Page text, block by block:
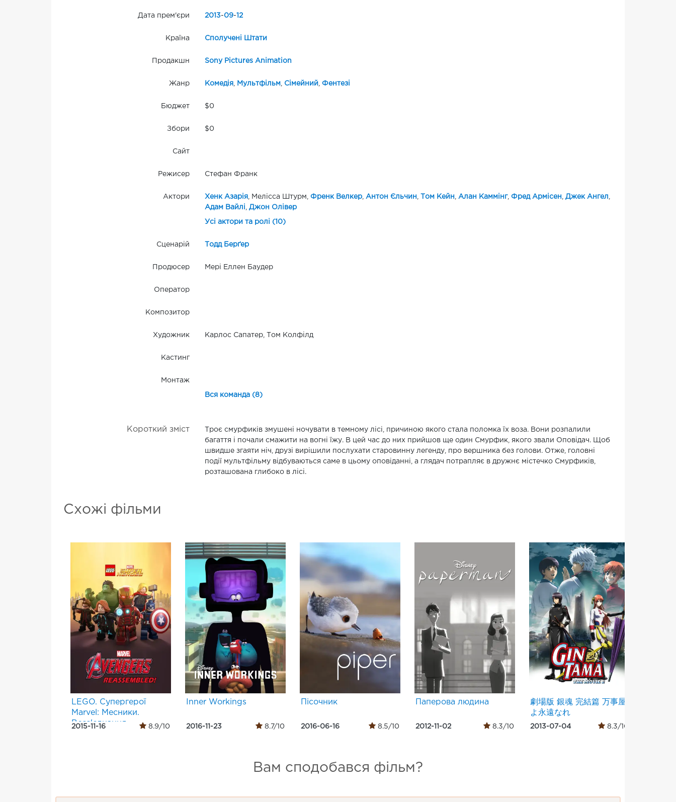
Дата прем'єри 2013-09-12
Країна Сполучені Штати
Продакшн Sony Pictures Animation
Жанр Комедія, Мультфільм, Сімейний Фентезі
Бюджет $0
Збори $0
Сайт
Режисер Стефан Франк
Актори Хенк Азарія, Мелісса Штурм, Френк Велкер, Антон Єльчин Том Кейн Алан Каммінг, Фред Армісен Джек Ангел
Адам Вайлі
Джон Олівер
Усі актори та ролі (10)
Сценарій Тодд Берґер
Продюсер Мері Еллен Баудер
Оператор
Композитор
Художник Карлос Сапатер, Том Колфілд
Кастинг
Монтаж
Вся команда (8)
Короткий зміст
Троє смурфиків змушені ночувати в темному лісі, причиною якого стала поломка їх воза. Вони розпалили
багаття і почали смажити на вогні їжу. В цей час до них прийшов ще один Смурфик, якого звали Оповідач. Щоб
швидше згаяти ніч, друзі вирішили послухати старовинну легенду, про вершника без голови. Отже, головні
події мультфільму відбуваються саме в цьому оповіданні, а глядач потрапляє в дружнє містечко Смурфиків,
розташована глибоко в лісі.
Схожі фільми
LEGO. Супергерої
Marvel: Месники.
Возз'єднання
2015-11-16 8.9/10
Inner Workings
2016-11-23 8.7/10
Пісочник
2016-06-16 8.5/10
Паперова людина
2012-11-02 8.3/10
劇場版 銀魂 完結篇 万事屋
よ永遠なれ
2013-07-04 8.3/10
Вам сподобався фільм?